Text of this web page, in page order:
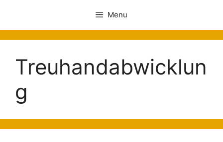
Menu
Treuhandabwicklun
g